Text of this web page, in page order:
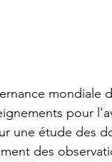
mondiale
pour
une étude des
des